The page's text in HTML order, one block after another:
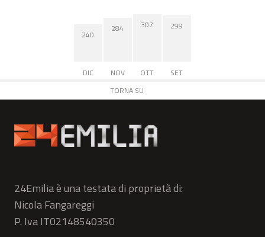
240
DIC
284
NOV
307
OTT
299
SET
TORNA SU
24Emilia è una testata di proprietà di:
Nicola Fangareggi
P. Iva IT02148540350